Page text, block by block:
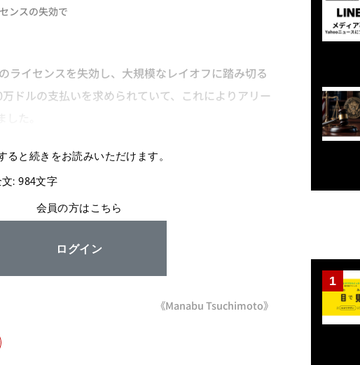
ンスの失効で
ライセンスを失効し、大規模なレイオフに踏み切る
ドルの支払いを求められていて、これによりアリー
と続きをお読みいただけます。
: 984文字
会員の方はこちら
ログイン
《Manabu Tsuchimoto》